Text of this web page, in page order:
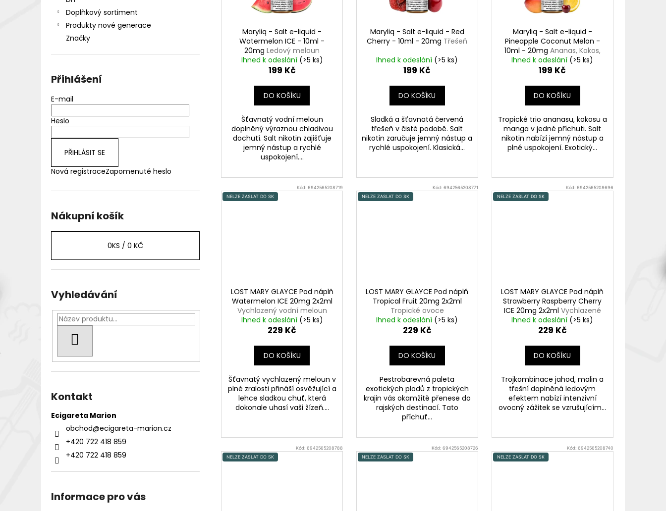
Doplňkový sortiment
Produkty nové generace
Značky
Přihlášení
E-mail
Heslo
PŘIHLÁSIT SE
Nová registraceZapomenuté heslo
Nákupní košík
0KS / 0 KČ
Vyhledávání
Kontakt
Ecigareta Marion
obchod@ecigareta-marion.cz
+420 722 418 859
+420 722 418 859
Informace pro vás
Maryliq - Salt e-liquid -
Watermelon ICE - 10ml -
20mgLedový meloun
Ihned k odeslání (>5 ks)
199 Kč
DO KOŠÍKU
Šťavnatý vodní meloun
doplněný výraznou chladivou
dochutí. Salt nikotin zajišťuje
jemný nástup a rychlé
uspokojení....
Maryliq - Salt e-liquid - Red
Cherry - 10ml - 20mg Třešeň
Ihned k odeslání (>5 ks)
199 Kč
DO KOŠÍKU
Sladká a šťavnatá červená
třešeň v čisté podobě. Salt
nikotin zaručuje jemný nástup a
rychlé uspokojení. Klasická...
Maryliq - Salt e-liquid -
Pineapple Coconut Melon -
10ml - 20mg Ananas, Kokos,
Vodní meloun
Ihned k odeslání (>5 ks)
199 Kč
DO KOŠÍKU
Tropické trio ananasu, kokosu a
manga v jedné příchuti. Salt
nikotin nabízí jemný nástup a
plné uspokojení. Exotický...
Kód:6942565208719
NELZE ZASLAT DO SK
LOST MARY GLAYCE Pod náplň
Watermelon ICE 20mg 2x2ml
Vychlazený vodní meloun
Ihned k odeslání (>5 ks)
229 Kč
DO KOŠÍKU
Šťavnatý vychlazený meloun v
plné zralosti přináší osvěžující a
lehce sladkou chuť, která
dokonale uhasí vaši žízeň....
Kód: 6942565208771
NELZE ZASLAT DO SK
LOST MARY GLAYCE Pod náplň
Tropical Fruit 20mg 2x2ml
Tropické ovoce
Ihned k odeslání (>5 ks)
229 Kč
DO KOŠÍKU
Pestrobarevná paleta
exotických plodů z tropických
krajin vás okamžitě přenese do
rajských destinací. Tato
příchuť...
Kód: 6942565208696
NELZE ZASLAT DO SK
LOST MARY GLAYCE Pod náplň
Strawberry Raspberry Cherry
ICE 20mg 2x2ml Vychlazené
jahody s malinami a třešní
Ihned k odeslání (>5 ks)
229 Kč
DO KOŠÍKU
Trojkombinace jahod, malin a
třešní doplněná ledovým
efektem nabízí intenzivní
ovocný zážitek se vzrušujícím...
Kód:6942565208788
NELZE ZASLAT DO SK
Kód: 6942565208726
NELZE ZASLAT DO SK
Kód: 6942565208740
NELZE ZASLAT DO SK
DEKANG DESERT SHIP 10ML 18MG
155 Kč
Původně: 195 Kč
DEKANG DESERT SHIP 10ML 11MG
BÁZE FIFTY BOOSTER IMPERIA 5X10ML
20MG
Původně: 649 Kč